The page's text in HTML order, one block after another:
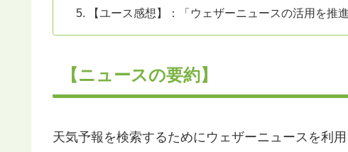
【ユース感想】：「ウェザーニュースの活用を推進
【ニュースの要約】
天気予報を検索するためにウェザーニュースを利